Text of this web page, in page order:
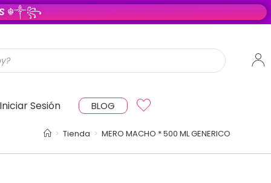
☬༒꧂
Sesión BLOG
> Tienda > MERO MACHO * 500 ML GENERICO